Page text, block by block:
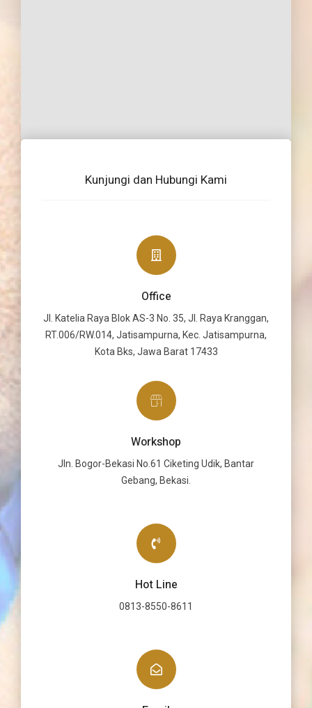
Kunjungi dan Hubungi Kami
Office
Jl. Katelia Raya Blok AS-3 No. 35, Jl. Raya Kranggan,
RT.006/RW.014, Jatisampurna, Kec. Jatisampurna,
Kota Bks, Jawa Barat 17433
Workshop
Jln. Bogor-Bekasi No.61 Ciketing Udik, Bantar
Gebang, Bekasi.
Hot Line
0813-8550-8611